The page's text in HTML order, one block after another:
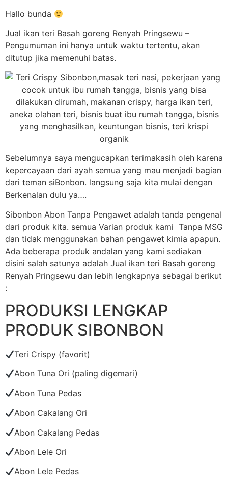
Hallo bunda
Jual ikan teri Basah goreng Renyah Pringsewu –
Pengumuman ini hanya untuk waktu tertentu, akan
ditutup jika memenuhi batas.
Sebelumnya saya mengucapkan terimakasih oleh karena
kepercayaan dari ayah semua yang mau menjadi bagian
dari teman siBonbon. langsung saja kita mulai dengan
Berkenalan dulu ya….
Sibonbon Abon Tanpa Pengawet adalah tanda pengenal
dari produk kita. semua Varian produk kami Tanpa MSG
dan tidak menggunakan bahan pengawet kimia apapun.
Ada beberapa produk andalan yang kami sediakan
disini salah satunya adalah Jual ikan teri Basah goreng
Renyah Pringsewu dan lebih lengkapnya sebagai berikut
:
PRODUKSI LENGKAP
PRODUK SIBONBON
Teri Crispy (favorit)
Abon Tuna Ori (paling digemari)
Abon Tuna Pedas
Abon Cakalang Ori
Abon Cakalang Pedas
Abon Lele Ori
Abon Lele Pedas